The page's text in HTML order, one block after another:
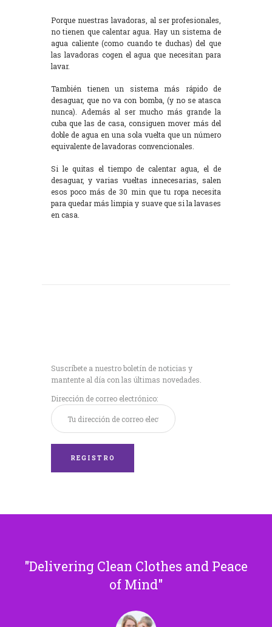
Porque nuestras lavadoras, al ser profesionales,
no tienen que calentar agua. Hay un sistema de
agua caliente (como cuando te duchas) del que
las lavadoras cogen el agua que necesitan para
lavar.
También tienen un sistema más rápido de
desaguar, que no va con bomba, (y no se atasca
nunca). Además al ser mucho más grande la
cuba que las de casa, consiguen mover más del
doble de agua en una sola vuelta que un número
equivalente de lavadoras convencionales.
Si le quitas el tiempo de calentar agua, el de
desaguar, y varias vueltas innecesarias, salen
esos poco más de 30 min que tu ropa necesita
para quedar más limpia y suave que si la lavases
en casa.
Suscríbete a nuestro boletín de noticias y
mantente al día con las últimas novedades.
Dirección de correo electrónico:
Delivering Clean Clothes and Peace
of Mind